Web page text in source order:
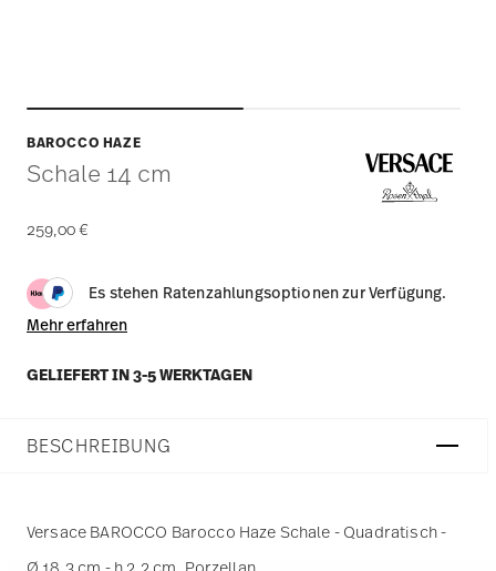
BAROCCO HAZE
Schale 14 cm
259,00 €
Es stehen Ratenzahlungsoptionen zur Verfügung.
Mehr erfahren
GELIEFERT IN 3-5 WERKTAGEN
BESCHREIBUNG
Versace BAROCCO Barocco Haze Schale - Quadratisch -